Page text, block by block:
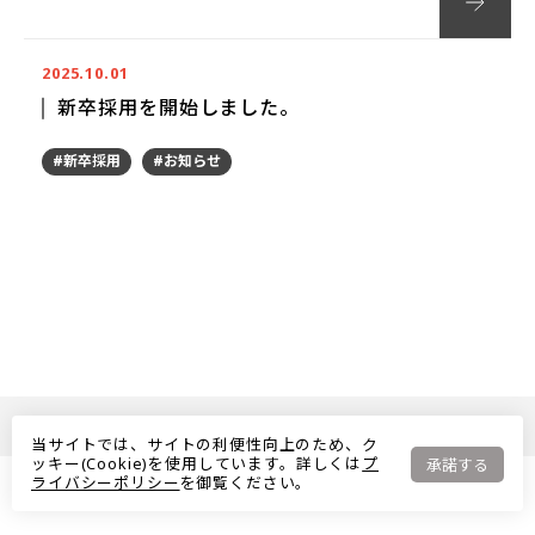
2025.10.01
新卒採用を開始しました。
#新卒採用 #お知らせ
当サイトでは、サイトの利便性向上のため、ク
ッキー(Cookie)を使用しています。詳しくは プ
ライバシーポリシーを御覧ください。
承諾する